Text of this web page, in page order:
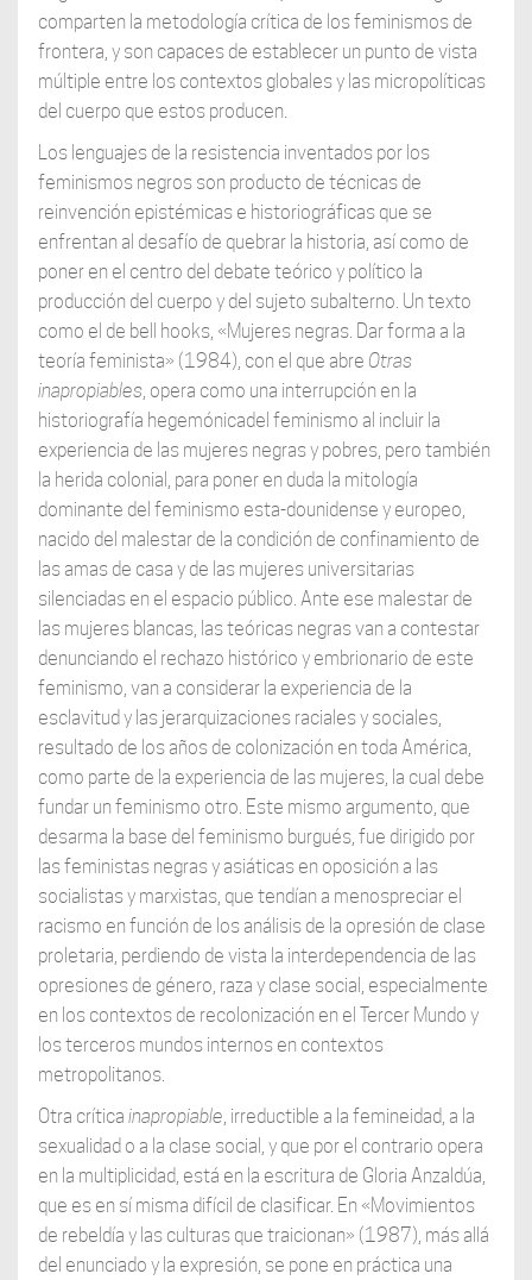
comparten la metodología crítica de los feminismos de
frontera, y son capaces de establecer un punto de vista
múltiple entre los contextos globales y las micropolíticas
del cuerpo que estos producen.
Los lenguajes de la resistencia inventados por los
feminismos negros son producto de técnicas de
reinvención epistémicas e historiográficas que se
enfrentan al desafío de quebrar la historia, así como de
poner en el centro del debate teórico y político la
producción del cuerpo y del sujeto subalterno. Un texto
como el de bell hooks, «Mujeres negras. Dar forma a la
teoría feminista» (1984), con el que abre Otras
inapropiables, opera como una interrupción en la
historiografía hegemónicadel feminismo al incluir la
experiencia de las mujeres negras y pobres, pero también
la herida colonial, para poner en duda la mitología
dominante del feminismo esta-dounidense y europeo,
nacido del malestar de la condición de confinamiento de
las amas de casa y de las mujeres universitarias
silenciadas en el espacio público. Ante ese malestar de
las mujeres blancas, las teóricas negras van a contestar
denunciando el rechazo histórico y embrionario de este
feminismo, van a considerar la experiencia de la
esclavitud y las jerarquizaciones raciales y sociales,
resultado de los años de colonización en toda América,
como parte de la experiencia de las mujeres, la cual debe
fundar un feminismo otro. Este mismo argumento, que
desarma la base del feminismo burgués, fue dirigido por
las feministas negras y asiáticas en oposición a las
socialistas y marxistas, que tendían a menospreciar el
racismo en función de los análisis de la opresión de clase
proletaria, perdiendo de vista la interdependencia de las
opresiones de género, raza y clase social, especialmente
en los contextos de recolonización en el Tercer Mundo y
los terceros mundos internos en contextos
metropolitanos.
Otra crítica inapropiable , irreductible a la femineidad, a la
sexualidad o a la clase social, y que por el contrario opera
en la multiplicidad, está en la escritura de Gloria Anzaldúa,
que es en sí misma difícil de clasificar. En «Movimientos
de rebeldía y las culturas que traicionan» (1987), más allá
del enunciado y la expresión, se pone en práctica una